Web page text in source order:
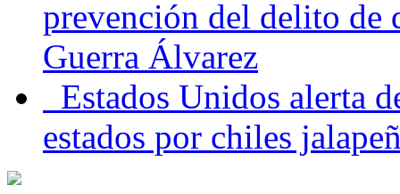
prevención del delito de
Guerra Álvarez
Estados Unidos alerta
estados por chiles